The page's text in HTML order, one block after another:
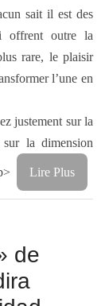
sait il est des
offrent outre la
rare, le plaisir
l’une en
justement sur la
sur la dimension
Lire Plus
de